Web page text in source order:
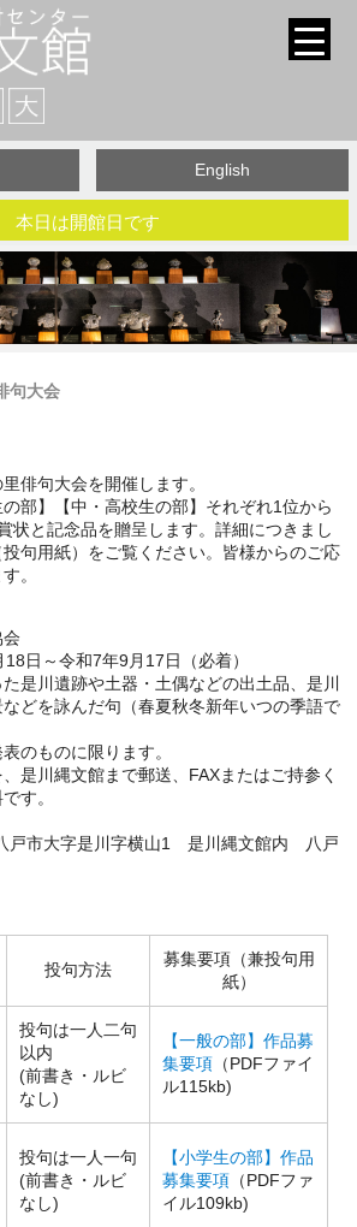
English
本日は開館日です
句大会
俳句大会を開催します。
の部】【中・高校生の部】それぞれ1位から
状と記念品を贈呈します。詳細につきまし
句用紙）をご覧ください。皆様からのご応
。
会
日～令和7年9月17日（必着）
是川遺跡や土器・土偶などの出土品、是川
どを詠んだ句（春夏秋冬新年いつの季語で
のものに限ります。
是川縄文館まで郵送、FAXまたはご持参く
す。
戸市大字是川字横山1 是川縄文館内 八戸
投句方法
募集要項（兼投句用
紙）
投句は一人二句
以内
(前書き・ルビ
なし)
【一般の部】作品募
集要項 （PDFファイ
ル115kb)
投句は一人一句
(前書き・ルビ
なし)
【小学生の部】作品
募集要項 （PDFファ
イル109kb)